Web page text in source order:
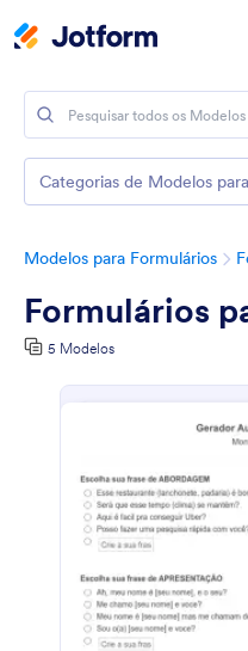
Modelos para Formulários
Formulários
5 Modelos
Categorias de Modelos